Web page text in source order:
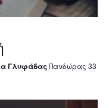
ΓλυφάδαςΠανδώρας 33